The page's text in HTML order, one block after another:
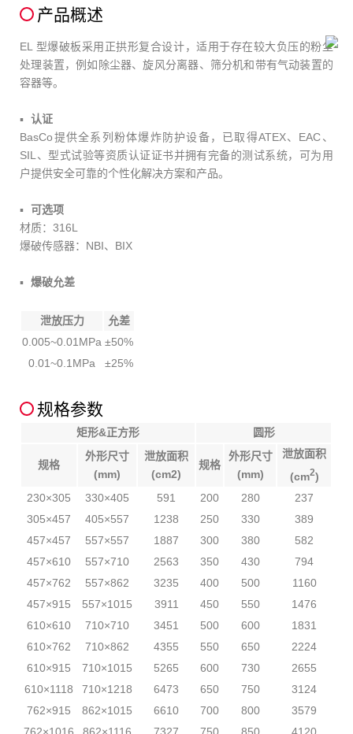
产品概述
EL 型爆破板采用正拱形复合设计，适用于存在较大负压的粉尘
处理装置，例如除尘器、旋风分离器、筛分机和带有气动装置的
容器等。
认证
BasCo提供全系列粉体爆炸防护设备，已取得ATEX、EAC、
SIL、型式试验等资质认证证书并拥有完备的测试系统，可为用
户提供安全可靠的个性化解决方案和产品。
可选项
材质：316L
爆破传感器：NBI、BIX
爆破允差
泄放压力
允差
0.005~0.01MPa ±50%
0.01~0.1MPa
±25%
规格参数
矩形&正方形 圆形
规格
外形尺寸
(mm)
泄放面积
(cm2)
规格
外形尺寸
(mm)
泄放面积
(cm2)
230×305
330×405 591 200 280
237
305×457
405×557 1238 250 330
389
457×457
557×557 1887 300 380
582
457×610
557×710 2563 350 430
794
457×762
557×862 3235 400 500
1160
457×915
557×1015 3911 450 550
1476
610×610
710×710 3451 500 600
1831
610×762
710×862 4355 550 650
2224
610×915
710×1015 5265 600 730
2655
610×1118
710×1218 6473 650 750
3124
762×915
862×1015 6610 700 800
3579
762×1016
862×1116 7327 750 850
4120